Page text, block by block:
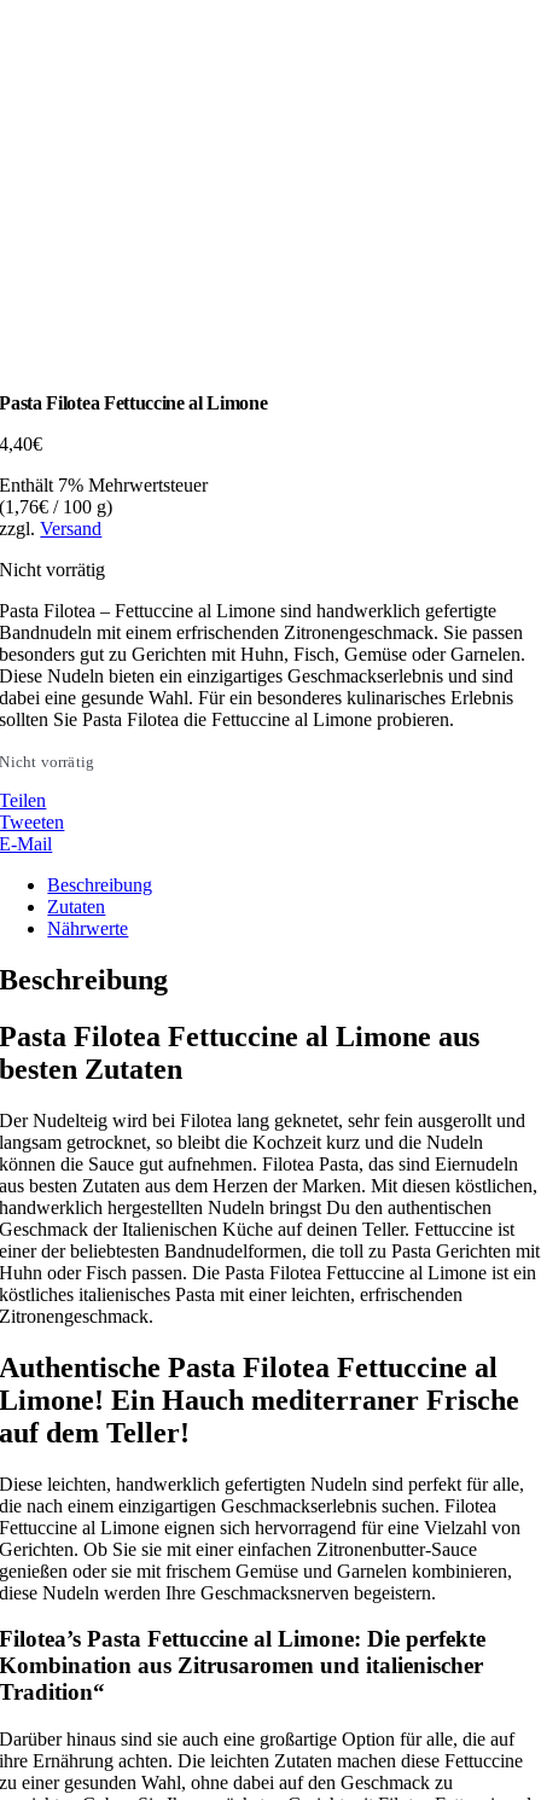
Pasta Filotea Fettuccine al Limone
4,40€
Enthält 7% Mehrwertsteuer
(1,76€ / 100 g)
zzgl.Versand
Nicht vorrätig
Pasta Filotea – Fettuccine al Limone sind handwerklich gefertigte
Bandnudeln mit einem erfrischenden Zitronengeschmack. Sie passen
besonders gut zu Gerichten mit Huhn, Fisch, Gemüse oder Garnelen.
Diese Nudeln bieten ein einzigartiges Geschmackserlebnis und sind
dabei eine gesunde Wahl. Für ein besonderes kulinarisches Erlebnis
sollten Sie Pasta Filotea die Fettuccine al Limone probieren.
Nicht vorrätig
Teilen
Tweeten
E-Mail
Beschreibung
Zutaten
Nährwerte
Beschreibung
Pasta Filotea Fettuccine al Limone aus
besten Zutaten
Der Nudelteig wird bei Filotea lang geknetet, sehr fein ausgerollt und
langsam getrocknet, so bleibt die Kochzeit kurz und die Nudeln
können die Sauce gut aufnehmen. Filotea Pasta, das sind Eiernudeln
aus besten Zutaten aus dem Herzen der Marken. Mit diesen köstlichen,
handwerklich hergestellten Nudeln bringst Du den authentischen
Geschmack der Italienischen Küche auf deinen Teller. Fettuccine ist
einer der beliebtesten Bandnudelformen, die toll zu Pasta Gerichten mit
Huhn oder Fisch passen. Die Pasta Filotea Fettuccine al Limone ist ein
köstliches italienisches Pasta mit einer leichten, erfrischenden
Zitronengeschmack.
Authentische Pasta Filotea Fettuccine al
Limone! Ein Hauch mediterraner Frische
auf dem Teller!
Diese leichten, handwerklich gefertigten Nudeln sind perfekt für alle,
die nach einem einzigartigen Geschmackserlebnis suchen. Filotea
Fettuccine al Limone eignen sich hervorragend für eine Vielzahl von
Gerichten. Ob Sie sie mit einer einfachen Zitronenbutter-Sauce
genießen oder sie mit frischem Gemüse und Garnelen kombinieren,
diese Nudeln werden Ihre Geschmacksnerven begeistern.
Filotea’s Pasta Fettuccine al Limone: Die perfekte
Kombination aus Zitrusaromen und italienischer
Tradition“
Darüber hinaus sind sie auch eine großartige Option für alle, die auf
ihre Ernährung achten. Die leichten Zutaten machen diese Fettuccine
zu einer gesunden Wahl, ohne dabei auf den Geschmack zu